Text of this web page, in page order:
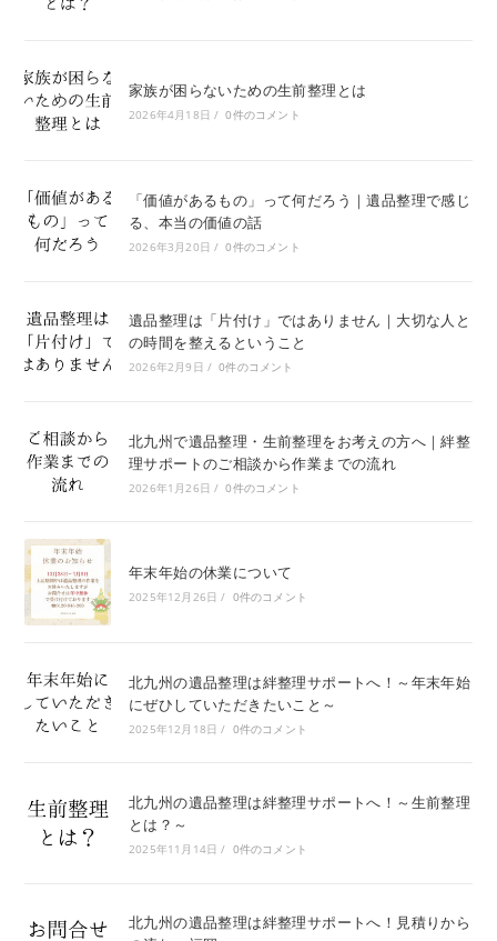
家族が困らないための生前整理とは
2026年4月18日 / 0件のコメント
「価値があるもの」って何だろう｜遺品整理で感じ
る、本当の価値の話
2026年3月20日 / 0件のコメント
遺品整理は「片付け」ではありません｜大切な人と
の時間を整えるということ
2026年2月9日 / 0件のコメント
北九州で遺品整理・生前整理をお考えの方へ｜絆整
理サポートのご相談から作業までの流れ
2026年1月26日 / 0件のコメント
年末年始の休業について
2025年12月26日 / 0件のコメント
北九州の遺品整理は絆整理サポートへ！～年末年始
にぜひしていただきたいこと～
2025年12月18日 / 0件のコメント
北九州の遺品整理は絆整理サポートへ！～生前整理
とは？～
2025年11月14日 / 0件のコメント
北九州の遺品整理は絆整理サポートへ！見積りから